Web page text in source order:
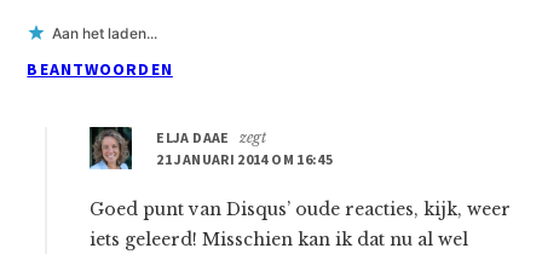
Aan het laden...
BEANTWOORDEN
ELJA DAAE
zegt
21 JANUARI 2014 OM 16:45
Goed punt van Disqus’ oude reacties, kijk, weer
iets geleerd! Misschien kan ik dat nu al wel